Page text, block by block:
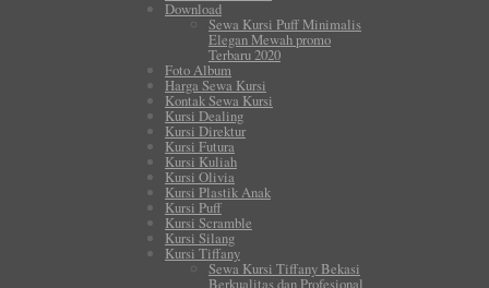
Download
Sewa Kursi Puff Minimalis
Elegan Mewah promo
Terbaru 2020
Foto Album
Harga Sewa Kursi
Kontak Sewa Kursi
Kursi Dealing
Kursi Direktur
Kursi Futura
Kursi Kuliah
Kursi Olivia
Kursi Plastik Anak
Kursi Puff
Kursi Scramble
Kursi Silang
Kursi Tiffany
Sewa Kursi Tiffany Bekasi
Berkualitas dan Profesional